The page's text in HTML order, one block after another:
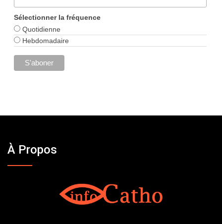
Sélectionner la fréquence
Quotidienne
Hebdomadaire
À Propos